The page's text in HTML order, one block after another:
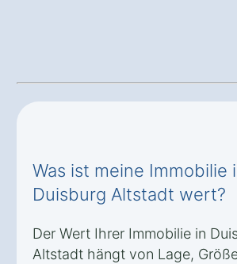
Was ist meine Immobilie
Duisburg Altstadt wert?
Der Wert Ihrer Immobilie in
Altstadt hängt von Lage,